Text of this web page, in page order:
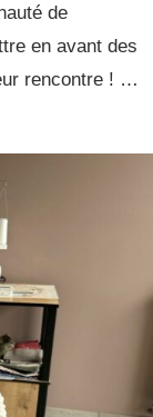
de
en avant des
rencontre ! …